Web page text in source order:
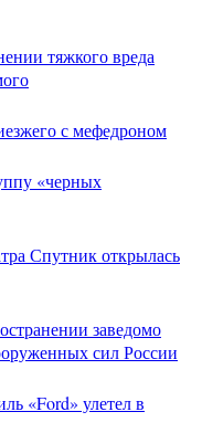
тяжкого вреда
с мефедроном
«черных
Спутник открылась
заведомо
сил России
«Ford» улетел в